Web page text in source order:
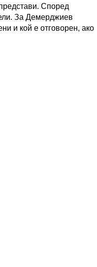
Според
За Демерджиев
и кой е отговорен, ако